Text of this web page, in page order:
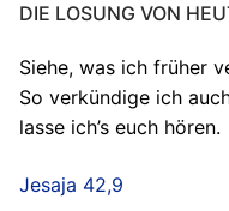
DIE LOSUNG VON
Siehe, was ich früher
So verkündige ich
lasse ich’s euch hören.
Jesaja 42,9